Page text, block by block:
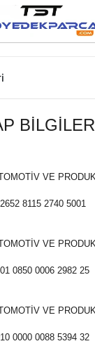
VE
8115 2740 5001
VE
0850 0006 2982 25
VE
0000 0088 5394 32